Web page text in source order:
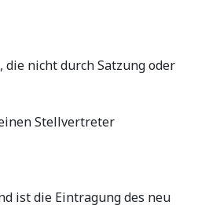
nicht durch Satzung oder
Stellvertreter
ist die Eintragung des neu